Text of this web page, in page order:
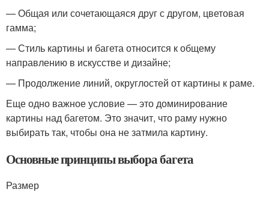
— Общая или сочетающаяся друг с другом, цветовая
гамма;
— Стиль картины и багета относится к общему
направлению в искусстве и дизайне;
— Продолжение линий, округлостей от картины к раме.
Еще одно важное условие — это доминирование
картины над багетом. Это значит, что раму нужно
выбирать так, чтобы она не затмила картину.
Основные принципы выбора багета
Размер